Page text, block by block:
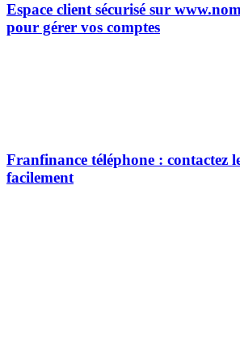
Espace client sécurisé sur
pour gérer vos comptes
Franfinance téléphone : contactez
facilement